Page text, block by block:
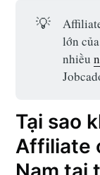
💡
lớn
nhiều
Tại sao
Affiliate